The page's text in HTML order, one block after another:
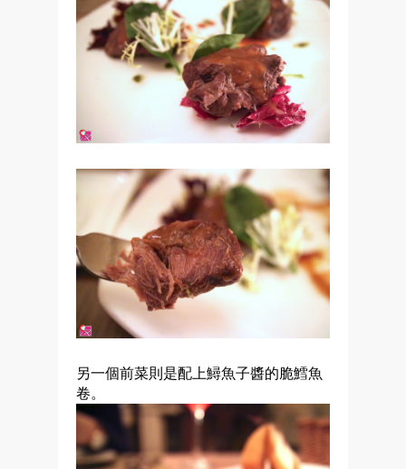
另一個前菜則是配上鱘魚子醬的脆鱈魚
卷。